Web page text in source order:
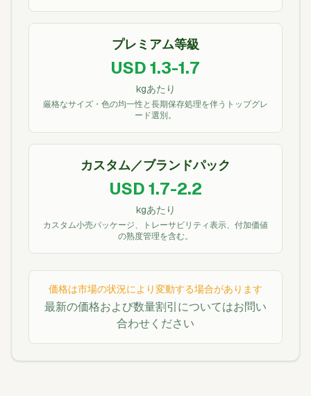
プレミアム等級
USD 1.3-1.7
kgあたり
厳格なサイズ・色の均一性と長期保存処理を伴うトップグレ
ード選別。
カスタム／ブランドパック
USD 1.7-2.2
kgあたり
カスタム小売パッケージ、トレーサビリティ表示、付加価値
の熟度管理を含む。
価格は市場の状況により変動する場合があります
最新の価格および数量割引についてはお問い
合わせください